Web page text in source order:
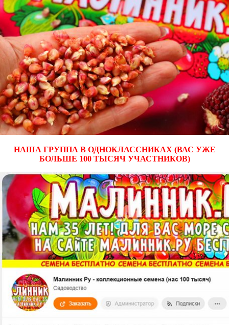
НАША ГРУППА В ОДНОКЛАССНИКАХ (ВАС УЖЕ
БОЛЬШЕ 100 ТЫСЯЧ УЧАСТНИКОВ)